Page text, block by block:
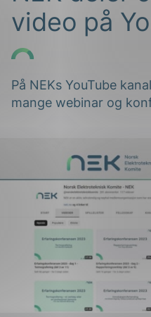
video på
På NEKs YouTube
mange webinar og